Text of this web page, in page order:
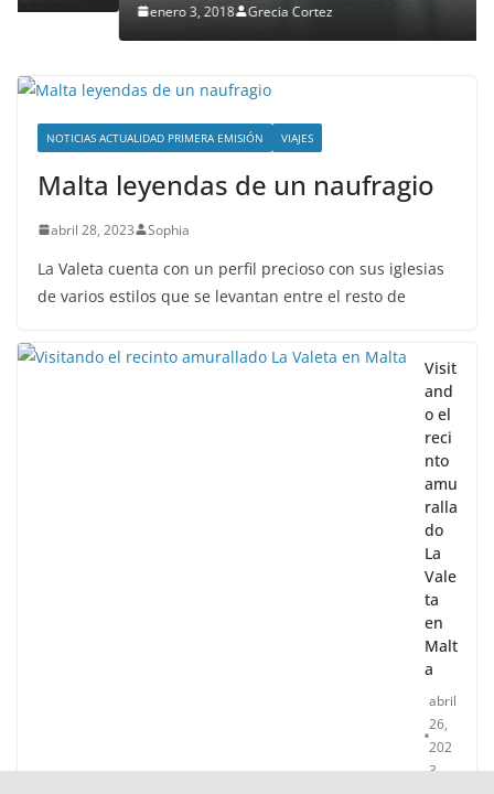
enero 3, 2018 Grecia Cortez
NOTICIAS ACTUALIDAD PRIMERA EMISIÓN VIAJES
Malta leyendas de un naufragio
abril 28, 2023 Sophia
La Valeta cuenta con un perfil precioso con sus iglesias
de varios estilos que se levantan entre el resto de
Visit
and
o el
reci
nto
amu
ralla
do
La
Vale
ta
en
Malt
a
abril
26,
202
3